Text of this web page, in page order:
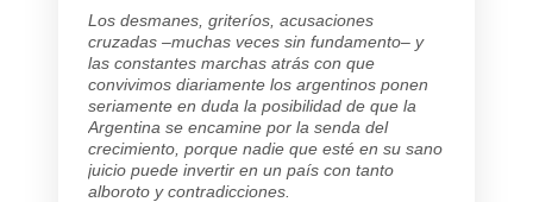
Los desmanes, griteríos, acusaciones
cruzadas –muchas veces sin fundamento– y
las constantes marchas atrás con que
convivimos diariamente los argentinos ponen
seriamente en duda la posibilidad de que la
Argentina se encamine por la senda del
crecimiento, porque nadie que esté en su sano
juicio puede invertir en un país con tanto
alboroto y contradicciones.